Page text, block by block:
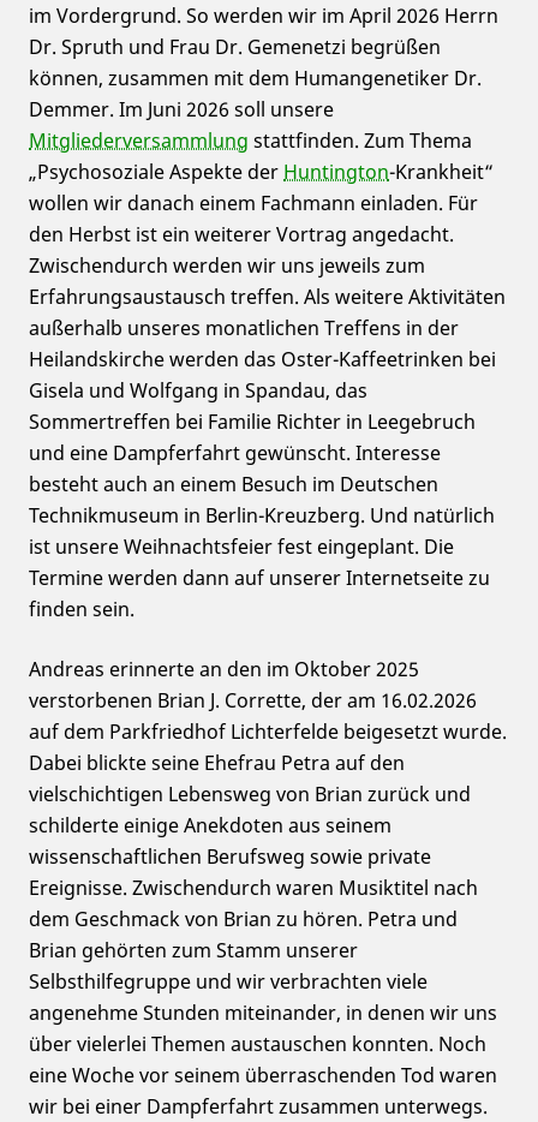
im Vordergrund. So werden wir im April 2026 Herrn
Dr. Spruth und Frau Dr. Gemenetzi begrüßen
können, zusammen mit dem Humangenetiker Dr.
Demmer. Im Juni 2026 soll unsere
Mitgliederversammlung stattfinden. Zum Thema
„Psychosoziale Aspekte der Huntington-Krankheit“
wollen wir danach einem Fachmann einladen. Für
den Herbst ist ein weiterer Vortrag angedacht.
Zwischendurch werden wir uns jeweils zum
Erfahrungsaustausch treffen. Als weitere Aktivitäten
außerhalb unseres monatlichen Treffens in der
Heilandskirche werden das Oster-Kaffeetrinken bei
Gisela und Wolfgang in Spandau, das
Sommertreffen bei Familie Richter in Leegebruch
und eine Dampferfahrt gewünscht. Interesse
besteht auch an einem Besuch im Deutschen
Technikmuseum in Berlin-Kreuzberg. Und natürlich
ist unsere Weihnachtsfeier fest eingeplant. Die
Termine werden dann auf unserer Internetseite zu
finden sein.
Andreas erinnerte an den im Oktober 2025
verstorbenen Brian J. Corrette, der am 16.02.2026
auf dem Parkfriedhof Lichterfelde beigesetzt wurde.
Dabei blickte seine Ehefrau Petra auf den
vielschichtigen Lebensweg von Brian zurück und
schilderte einige Anekdoten aus seinem
wissenschaftlichen Berufsweg sowie private
Ereignisse. Zwischendurch waren Musiktitel nach
dem Geschmack von Brian zu hören. Petra und
Brian gehörten zum Stamm unserer
Selbsthilfegruppe und wir verbrachten viele
angenehme Stunden miteinander, in denen wir uns
über vielerlei Themen austauschen konnten. Noch
eine Woche vor seinem überraschenden Tod waren
wir bei einer Dampferfahrt zusammen unterwegs.